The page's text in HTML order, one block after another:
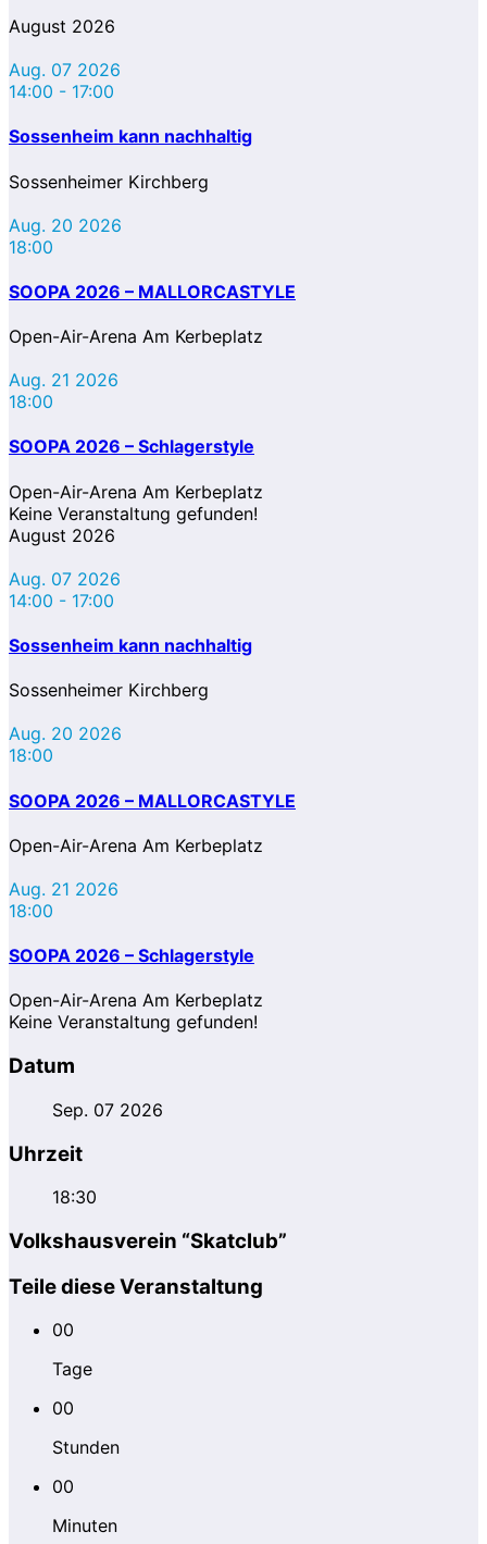
August 2026
Aug. 07 2026
14:00 - 17:00
Sossenheim kann nachhaltig
Sossenheimer Kirchberg
Aug. 20 2026
18:00
SOOPA 2026 – MALLORCASTYLE
Open-Air-Arena Am Kerbeplatz
Aug. 21 2026
18:00
SOOPA 2026 – Schlagerstyle
Open-Air-Arena Am Kerbeplatz
Keine Veranstaltung gefunden!
August 2026
Aug. 07 2026
14:00 - 17:00
Sossenheim kann nachhaltig
Sossenheimer Kirchberg
Aug. 20 2026
18:00
SOOPA 2026 – MALLORCASTYLE
Open-Air-Arena Am Kerbeplatz
Aug. 21 2026
18:00
SOOPA 2026 – Schlagerstyle
Open-Air-Arena Am Kerbeplatz
Keine Veranstaltung gefunden!
Datum
Sep. 07 2026
Uhrzeit
18:30
Volkshausverein “Skatclub”
Teile diese Veranstaltung
00
Tage
00
Stunden
00
Minuten